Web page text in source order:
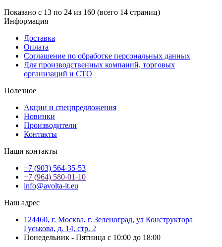
Показано с 13 по 24 из 160 (всего 14 страниц)
Информация
Доставка
Оплата
Соглашение по обработке персональных данных
Для производственных компаний, торговых
организаций и СТО
Полезное
Акции и спецпредложения
Новинки
Производители
Контакты
Наши контакты
+7 (903) 564-35-53
+7 (964) 580-01-10
info@avolta-it.eu
Наш адрес
124460, г. Москва, г. Зеленоград, ул Конструктора
Гуськова, д. 14, стр. 2
Понедельник - Пятница с 10:00 до 18:00